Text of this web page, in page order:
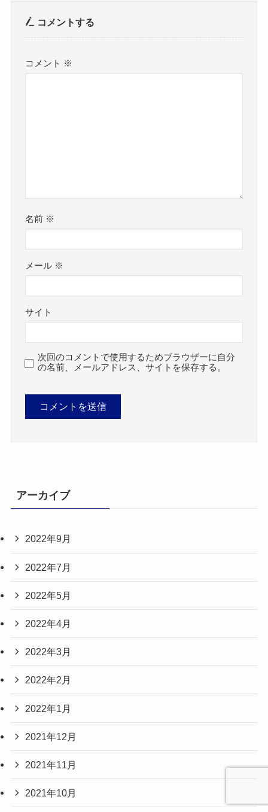
コメントする
コメント ※
名前 ※
メール ※
サイト
次回のコメントで使用するためブラウザーに自分
の名前、メールアドレス、サイトを保存する。
アーカイブ
2022年9月
2022年7月
2022年5月
2022年4月
2022年3月
2022年2月
2022年1月
2021年12月
2021年11月
2021年10月